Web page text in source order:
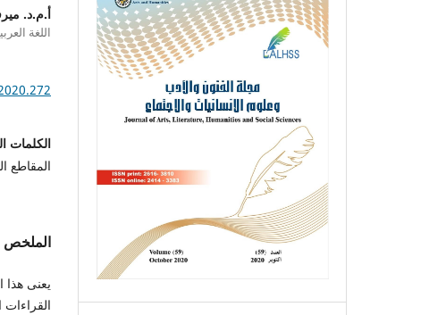
أ.م.د.
اللغة
الكلمات
المقاطع
الملخص
يعنى هذا